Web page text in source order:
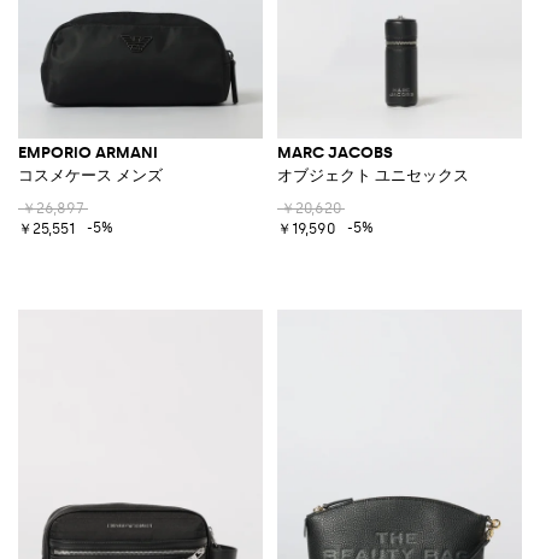
EMPORIO ARMANI
コスメケース メンズ
￥26,897
￥25,551
-5%
MARC JACOBS
オブジェクト ユニセックス
￥20,620
￥19,590
-5%